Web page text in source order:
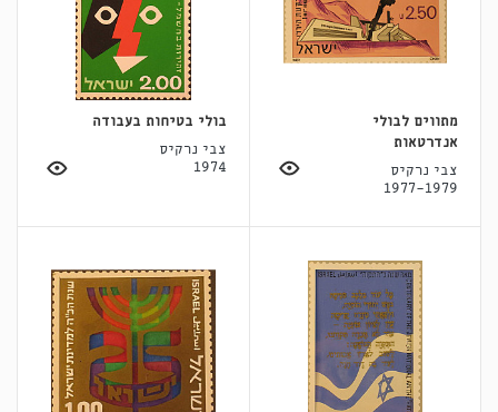
מתווים לבולי
אנדרטאות
צבי נרקיס
1977-1979
בולי בטיחות בעבודה
צבי נרקיס
1974